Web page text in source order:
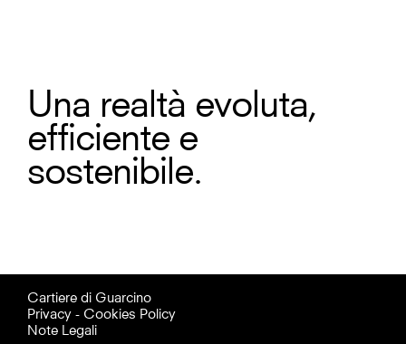
Una realtà evoluta,
efficiente e
sostenibile.
Cartiere di Guarcino
Privacy - Cookies Policy
Note Legali